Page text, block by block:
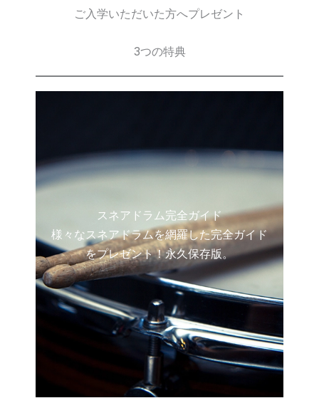
ご入学いただいた方へプレゼント
3つの特典
スネアドラム完全ガイド
様々なスネアドラムを網羅した完全ガイド
をプレゼント！永久保存版。